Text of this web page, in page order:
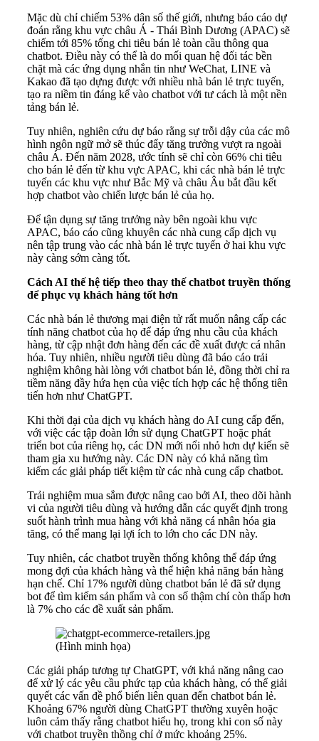
Mặc dù chỉ chiếm 53% dân số thế giới, nhưng báo cáo dự
đoán rằng khu vực châu Á - Thái Bình Dương (APAC) sẽ
chiếm tới 85% tổng chi tiêu bán lẻ toàn cầu thông qua
chatbot. Điều này có thể là do mối quan hệ đối tác bền
chặt mà các ứng dụng nhắn tin như WeChat, LINE và
Kakao đã tạo dựng được với nhiều nhà bán lẻ trực tuyến,
tạo ra niềm tin đáng kể vào chatbot với tư cách là một nền
tảng bán lẻ.
Tuy nhiên, nghiên cứu dự báo rằng sự trỗi dậy của các mô
hình ngôn ngữ mở sẽ thúc đẩy tăng trưởng vượt ra ngoài
châu Á. Đến năm 2028, ước tính sẽ chỉ còn 66% chi tiêu
cho bán lẻ đến từ khu vực APAC, khi các nhà bán lẻ trực
tuyến các khu vực như Bắc Mỹ và châu Âu bắt đầu kết
hợp chatbot vào chiến lược bán lẻ của họ.
Để tận dụng sự tăng trưởng này bên ngoài khu vực
APAC, báo cáo cũng khuyên các nhà cung cấp dịch vụ
nên tập trung vào các nhà bán lẻ trực tuyến ở hai khu vực
này càng sớm càng tốt.
Cách AI thế hệ tiếp theo thay thế chatbot truyền thống
để phục vụ khách hàng tốt hơn
Các nhà bán lẻ thương mại điện tử rất muốn nâng cấp các
tính năng chatbot của họ để đáp ứng nhu cầu của khách
hàng, từ cập nhật đơn hàng đến các đề xuất được cá nhân
hóa. Tuy nhiên, nhiều người tiêu dùng đã báo cáo trải
nghiệm không hài lòng với chatbot bán lẻ, đồng thời chỉ ra
tiềm năng đầy hứa hẹn của việc tích hợp các hệ thống tiên
tiến hơn như ChatGPT.
Khi thời đại của dịch vụ khách hàng do AI cung cấp đến,
với việc các tập đoàn lớn sử dụng ChatGPT hoặc phát
triển bot của riêng họ, các DN mới nổi nhỏ hơn dự kiến sẽ
tham gia xu hướng này. Các DN này có khả năng tìm
kiếm các giải pháp tiết kiệm từ các nhà cung cấp chatbot.
Trải nghiệm mua sắm được nâng cao bởi AI, theo dõi hành
vi của người tiêu dùng và hướng dẫn các quyết định trong
suốt hành trình mua hàng với khả năng cá nhân hóa gia
tăng, có thể mang lại lợi ích to lớn cho các DN này.
Tuy nhiên, các chatbot truyền thống không thể đáp ứng
mong đợi của khách hàng và thể hiện khả năng bán hàng
hạn chế. Chỉ 17% người dùng chatbot bán lẻ đã sử dụng
bot để tìm kiếm sản phẩm và con số thậm chí còn thấp hơn
là 7% cho các đề xuất sản phẩm.
(Hình minh họa)
Các giải pháp tương tự ChatGPT, với khả năng nâng cao
để xử lý các yêu cầu phức tạp của khách hàng, có thể giải
quyết các vấn đề phổ biến liên quan đến chatbot bán lẻ.
Khoảng 67% người dùng ChatGPT thường xuyên hoặc
luôn cảm thấy rằng chatbot hiểu họ, trong khi con số này
với chatbot truyền thồng chỉ ở mức khoảng 25%.